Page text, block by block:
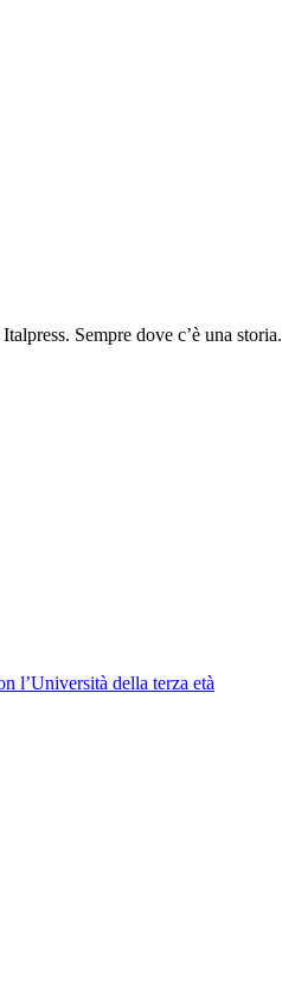
Sempre dove c’è una storia.
l’Università della terza età